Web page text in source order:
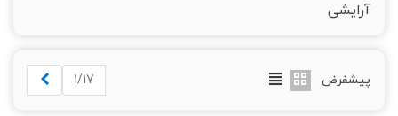
آرایشی
پیشفرض 1/17